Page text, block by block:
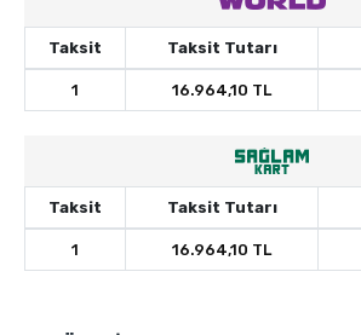
Taksit Taksit Tutarı
1 16.964,10 TL
Taksit Taksit Tutarı
1 16.964,10 TL